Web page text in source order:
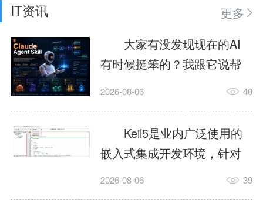
IT资讯
更多
大家有没发现现在的AI
有时候挺笨的？我跟它说帮
我订个明天早上的闹钟，它
这样？因为AI，就是个只会
耍嘴皮子的书呆子。它脑子
里有海量知识，但没有真正
激发出来实力。而
AgentSkill，就是给AI大脑装
2026-08-06 40
Keil5是业内广泛使用的
嵌入式集成开发环境，针对
ARM、51内核单片机提供编
2026-08-06 39